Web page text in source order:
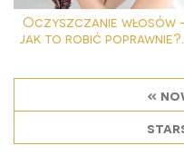
Oczyszczanie włosów
jak to robić poprawnie?...
«